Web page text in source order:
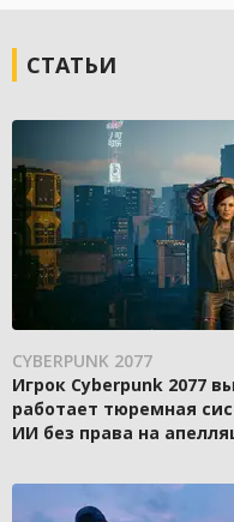
СТАТЬИ
CYBERPUNK 2077
Игрок Cyberpunk 2077
работает тюремная
ИИ без права на